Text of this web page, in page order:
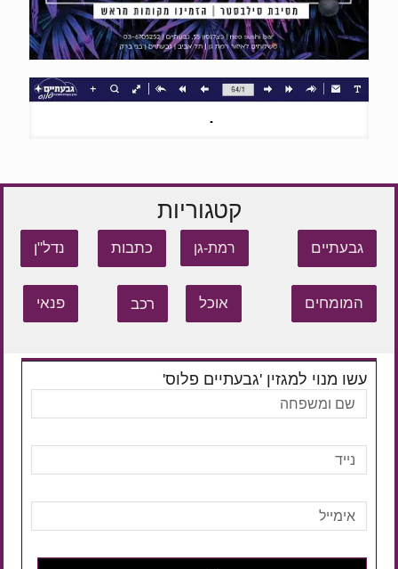
קטגוריות
גבעתיים רמת-גן כתבות נדל"ן
המומחים אוכל רכב פנאי
עשו מנוי למגזין 'גבעתיים פלוס'